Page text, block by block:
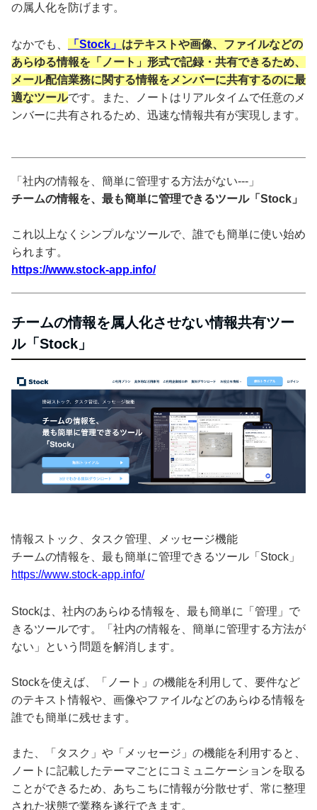
の属人化を防げます。
なかでも、 「Stock」 はテキストや画像、ファイルなどの
あらゆる情報を「ノート」形式で記録・共有できるため、
メール配信業務に関する情報をメンバーに共有するのに最
適なツールです。また、ノートはリアルタイムで任意のメ
ンバーに共有されるため、迅速な情報共有が実現します。
「社内の情報を、簡単に管理する方法がない---」
チームの情報を、最も簡単に管理できるツール「Stock」
これ以上なくシンプルなツールで、誰でも簡単に使い始め
られます。
https://www.stock-app.info/
チームの情報を属人化させない情報共有ツー
ル「Stock」
情報ストック、タスク管理、メッセージ機能
チームの情報を、最も簡単に管理できるツール「Stock」
https://www.stock-app.info/
Stockは、社内のあらゆる情報を、最も簡単に「管理」で
きるツールです。「社内の情報を、簡単に管理する方法が
ない」という問題を解消します。
Stockを使えば、「ノート」の機能を利用して、要件など
のテキスト情報や、画像やファイルなどのあらゆる情報を
誰でも簡単に残せます。
また、「タスク」や「メッセージ」の機能を利用すると、
ノートに記載したテーマごとにコミュニケーションを取る
ことができるため、あちこちに情報が分散せず、常に整理
された状態で業務を遂行できます。